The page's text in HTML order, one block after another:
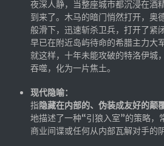
夜深人静，当整座城市都沉浸在酒
到来了。木马的暗门悄然打开，奥
般滑下，迅速斩杀卫兵，打开了紧
早已在附近岛屿待命的希腊主力大
就这样，十年未能攻破的特洛伊城
吞噬，化为一片焦土。
现代隐喻：
指隐藏在内部的、伪装成友好的颠
地描述了一种“引狼入室”的策略，
商业间谍或任何从内部瓦解对手的阴
手写文件生成
文件传输
文件传输 自建
文库下载
九宫格照片生成
图片加水印
图片转字符